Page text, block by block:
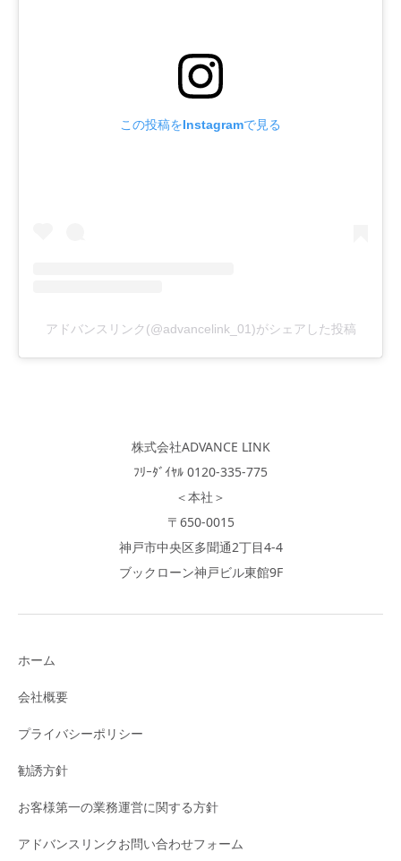
この投稿をInstagramで見る
アドバンスリンク(@advancelink_01)がシェアした投稿
株式会社ADVANCE LINK
ﾌﾘｰﾀﾞｲﾔﾙ 0120-335-775
＜本社＞
〒650-0015
神戸市中央区多聞通2丁目4-4
ブックローン神戸ビル東館9F
ホーム
会社概要
プライバシーポリシー
勧誘方針
お客様第一の業務運営に関する方針
アドバンスリンクお問い合わせフォーム